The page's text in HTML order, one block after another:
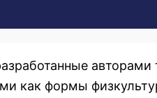
как формы